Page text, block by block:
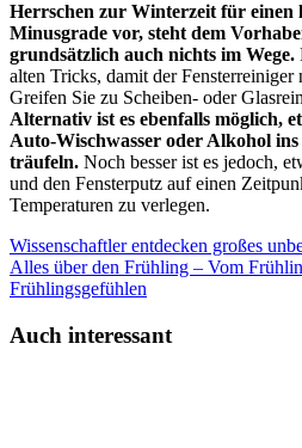
Herrschen zur Winterzeit für einen
Minusgrade vor, steht dem
grundsätzlich auch nichts im Wege.
alten Tricks, damit der
Greifen Sie zu Scheiben- oder
Alternativ ist es ebenfalls möglich,
Auto-Wischwasser oder Alkohol
träufeln. Noch besser ist es jedoch,
und den Fensterputz auf einen
Temperaturen zu verlegen.
Wissenschaftler entdecken großes
Alles über den Frühling – Vom
Frühlingsgefühlen
Auch interessant